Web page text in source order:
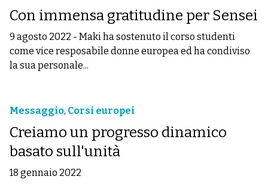
Con immensa gratitudine per Sensei
9 agosto 2022 - Maki ha sostenuto il corso studenti
come vice resposabile donne europea ed ha condiviso
la sua personale...
Messaggio, Corsi europei
Creiamo un progresso dinamico
basato sull'unità
18 gennaio 2022